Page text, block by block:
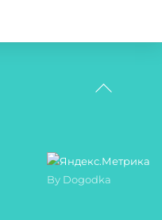
Back
By Dogodka